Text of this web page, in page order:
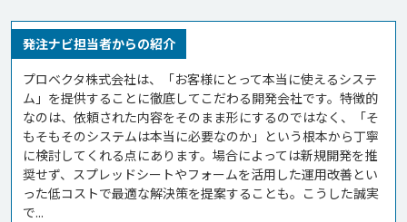
発注ナビ担当者からの紹介
プロベクタ株式会社は、「お客様にとって本当に使えるシステ
ム」を提供することに徹底してこだわる開発会社です。特徴的
なのは、依頼された内容をそのまま形にするのではなく、「そ
もそもそのシステムは本当に必要なのか」という根本から丁寧
に検討してくれる点にあります。場合によっては新規開発を推
奨せず、スプレッドシートやフォームを活用した運用改善とい
った低コストで最適な解決策を提案することも。こうした誠実
で...